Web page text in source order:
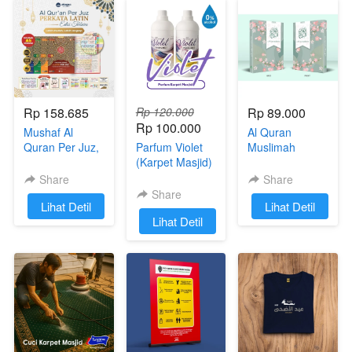
Rp 158.685
Mushaf Al
Quran Per Juz,
Perkata Latin
Ukuran A5 &
Terjemahan
Share
`Lihat Detil
Rp 120.000
Rp 100.000
Parfum Violet
(Karpet Masjid)
Share
`Lihat Detil
Rp 89.000
Al Quran
Muslimah
Ukuran A5
Cordoba
Share
`Lihat Detil